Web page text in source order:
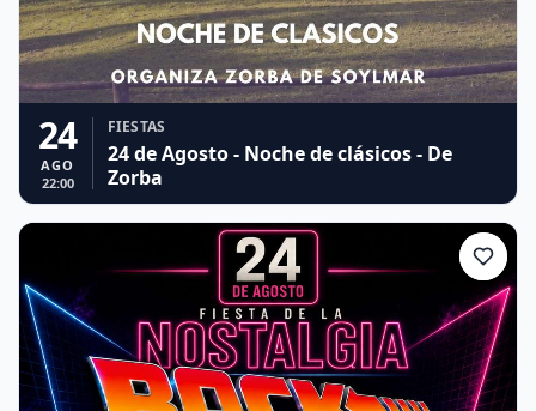
24
AGO
22:00
FIESTAS
24 de Agosto - Noche de clásicos - De
Zorba